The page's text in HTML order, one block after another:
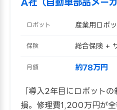
ロボット 産業用ロボ
保険 総合保険 +
月額 約78万円
「導入2年目にロボット
損。修理費1,200万円が全